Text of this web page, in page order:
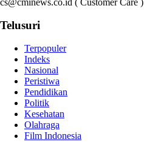
Telusuri
Terpopuler
Indeks
Nasional
Peristiwa
Pendidikan
Politik
Kesehatan
Olahraga
Film Indonesia